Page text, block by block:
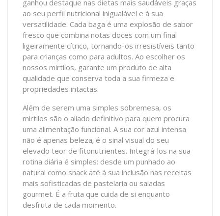
ganhou destaque nas dietas mais saudáveis graças
ao seu perfil nutricional inigualável e à sua
versatilidade. Cada baga é uma explosão de sabor
fresco que combina notas doces com um final
ligeiramente cítrico, tornando-os irresistíveis tanto
para crianças como para adultos. Ao escolher os
nossos mirtilos, garante um produto de alta
qualidade que conserva toda a sua firmeza e
propriedades intactas.
Além de serem uma simples sobremesa, os
mirtilos são o aliado definitivo para quem procura
uma alimentação funcional. A sua cor azul intensa
não é apenas beleza; é o sinal visual do seu
elevado teor de fitonutrientes. Integrá-los na sua
rotina diária é simples: desde um punhado ao
natural como snack até à sua inclusão nas receitas
mais sofisticadas de pastelaria ou saladas
gourmet. É a fruta que cuida de si enquanto
desfruta de cada momento.